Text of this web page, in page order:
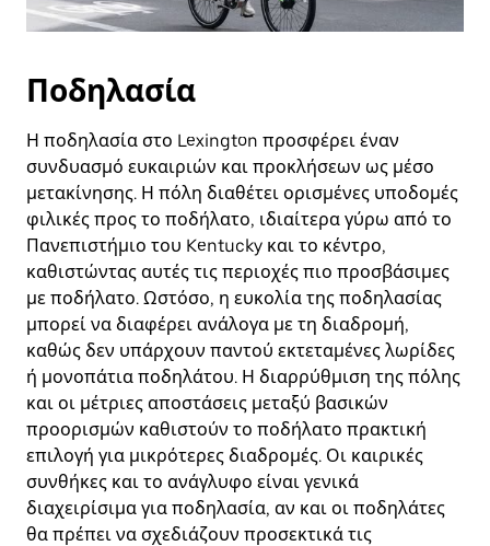
Ποδηλασία
Η ποδηλασία στο Lexington προσφέρει έναν
συνδυασμό ευκαιριών και προκλήσεων ως μέσο
μετακίνησης. Η πόλη διαθέτει ορισμένες υποδομές
φιλικές προς το ποδήλατο, ιδιαίτερα γύρω από το
Πανεπιστήμιο του Kentucky και το κέντρο,
καθιστώντας αυτές τις περιοχές πιο προσβάσιμες
με ποδήλατο. Ωστόσο, η ευκολία της ποδηλασίας
μπορεί να διαφέρει ανάλογα με τη διαδρομή,
καθώς δεν υπάρχουν παντού εκτεταμένες λωρίδες
ή μονοπάτια ποδηλάτου. Η διαρρύθμιση της πόλης
και οι μέτριες αποστάσεις μεταξύ βασικών
προορισμών καθιστούν το ποδήλατο πρακτική
επιλογή για μικρότερες διαδρομές. Οι καιρικές
συνθήκες και το ανάγλυφο είναι γενικά
διαχειρίσιμα για ποδηλασία, αν και οι ποδηλάτες
θα πρέπει να σχεδιάζουν προσεκτικά τις